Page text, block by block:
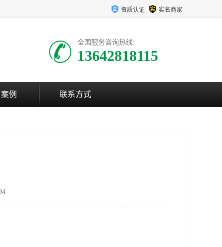
资质认证 实名商家
全国服务咨询热线:
13642818115
例 联系方式